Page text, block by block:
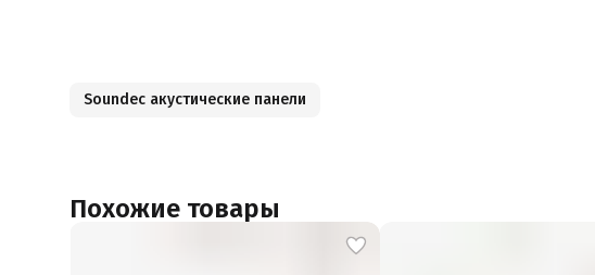
Soundec акустические панели
Похожие товары